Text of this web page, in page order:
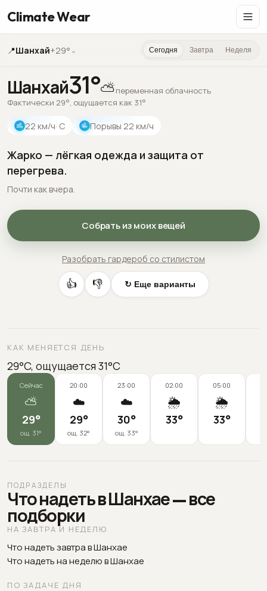
Climate Wear
📍Шанхай+29° ⌄ Сегодня Завтра Неделя
Шанхай31°⛅переменная облачность
Фактически 29°, ощущается как 31°
22 км/ч· С Порывы 22 км/ч
Жарко — лёгкая одежда и защита от
перегрева.
Почти как вчера.
Собрать из моих вещей
Разобрать гардероб со стилистом
👍 👎 ↻ Еще варианты
КАК МЕНЯЕТСЯ ДЕНЬ
29°C, ощущается 31°C
Сейчас
⛅
29°
ощ. 31°
20:00
☁️
29°
ощ. 32°
23:00
☁️
30°
ощ. 33°
02:00
🌦️
33°
05:00
🌦️
33°
ПОДРАЗДЕЛЫ
Что надеть в Шанхае — все
подборки
НА ЗАВТРА И НЕДЕЛЮ
Что надеть завтра в Шанхае
Что надеть на неделю в Шанхае
ПО ЗАДАЧЕ ДНЯ